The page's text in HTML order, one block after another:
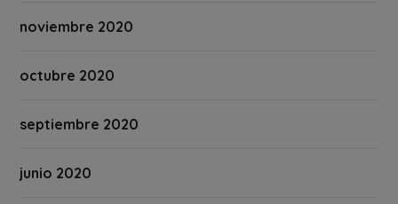
noviembre 2020
octubre 2020
septiembre 2020
junio 2020